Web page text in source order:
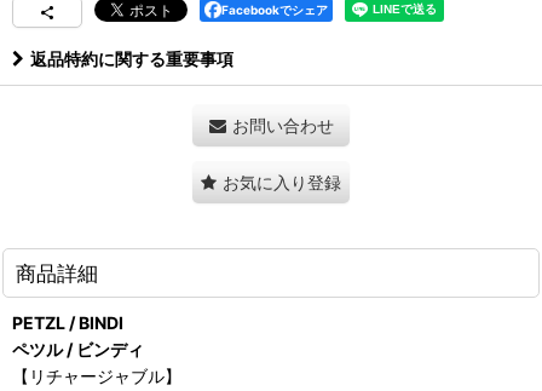
Facebookでシェア
返品特約に関する重要事項
お問い合わせ
お気に入り登録
商品詳細
PETZL / BINDI
ペツル / ビンディ
【リチャージャブル】